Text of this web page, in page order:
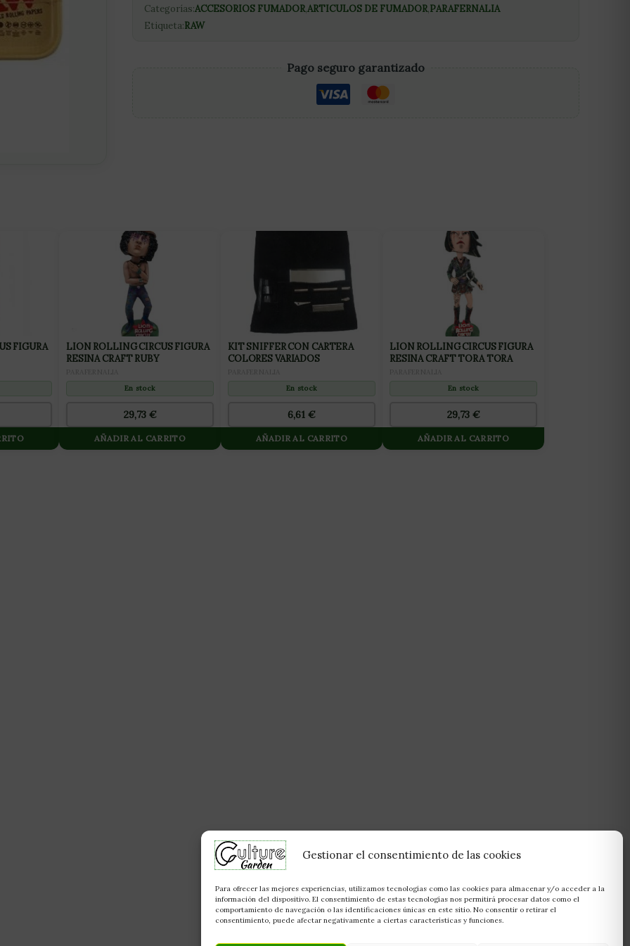
Gestionar el consentimiento de las cookies
Para ofrecer las mejores experiencias, utilizamos tecnologías como las cookies para almacenar y/o acceder a la
información del dispositivo. El consentimiento de estas tecnologías nos permitirá procesar datos como el
comportamiento de navegación o las identificaciones únicas en este sitio. No consentir o retirar el
consentimiento, puede afectar negativamente a ciertas características y funciones.
Categorías:ACCESORIOS FUMADOR,ARTICULOS DE FUMADOR,PARAFERNALIA
Etiqueta:RAW
Pago seguro garantizado
FIGURA
LION ROLLING CIRCUS FIGURA
RESINA CRAFT RUBY
En stock
29,73 €
AÑADIR AL CARRITO
KIT SNIFFER CON CARTERA
COLORES VARIADOS
En stock
6,61 €
AÑADIR AL CARRITO
LION ROLLING CIRCUS FIGURA
RESINA CRAFT TORA TORA
En stock
29,73 €
AÑADIR AL CARRITO